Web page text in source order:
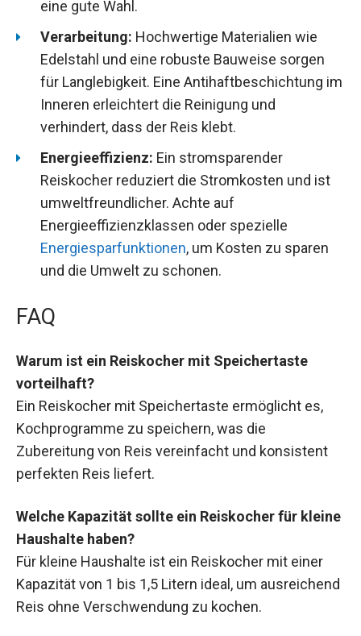
eine gute Wahl.
Verarbeitung: Hochwertige Materialien wie
Edelstahl und eine robuste Bauweise sorgen
für Langlebigkeit. Eine Antihaftbeschichtung im
Inneren erleichtert die Reinigung und
verhindert, dass der Reis klebt.
Energieeffizienz: Ein stromsparender
Reiskocher reduziert die Stromkosten und ist
umweltfreundlicher. Achte auf
Energieeffizienzklassen oder spezielle
Energiesparfunktionen, um Kosten zu sparen
und die Umwelt zu schonen.
FAQ
Warum ist ein Reiskocher mit Speichertaste
vorteilhaft?
Ein Reiskocher mit Speichertaste ermöglicht es,
Kochprogramme zu speichern, was die
Zubereitung von Reis vereinfacht und konsistent
perfekten Reis liefert.
Welche Kapazität sollte ein Reiskocher für kleine
Haushalte haben?
Für kleine Haushalte ist ein Reiskocher mit einer
Kapazität von 1 bis 1,5 Litern ideal, um ausreichend
Reis ohne Verschwendung zu kochen.